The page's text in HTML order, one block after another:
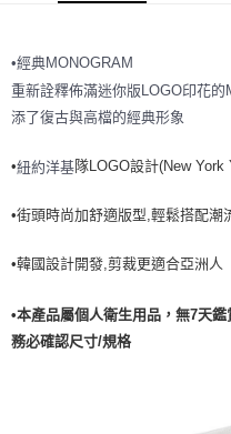
7-11取貨付款<未取貨列黑名單
每筆NT$60，滿NT$499(含以
每筆NT$60，滿NT$499(含以
•經典MONOGRAM
重新詮釋佈滿迷你版LOGO印花
添了復古與高檔的經典形象
•紐約洋基隊LOGO設計(New York
•街頭時尚加舒適版型,輕鬆搭配潮
•韓國設計開發,剪裁更適合亞洲人
•本產品屬個人衛生用品，無7天
務必確認尺寸/規格